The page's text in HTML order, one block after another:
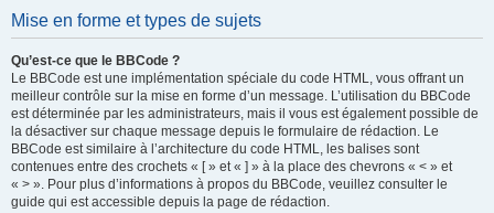
Mise en forme et types de sujets
Qu’est-ce que le BBCode ?
Le BBCode est une implémentation spéciale du code HTML, vous offrant un
meilleur contrôle sur la mise en forme d’un message. L’utilisation du BBCode
est déterminée par les administrateurs, mais il vous est également possible de
la désactiver sur chaque message depuis le formulaire de rédaction. Le
BBCode est similaire à l’architecture du code HTML, les balises sont
contenues entre des crochets « [ » et « ] » à la place des chevrons « < » et
« > ». Pour plus d’informations à propos du BBCode, veuillez consulter le
guide qui est accessible depuis la page de rédaction.